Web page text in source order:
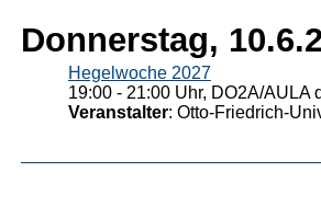
Donnerstag,
Hegelwoche 2027
19:00 - 21:00 Uhr, DO2A/
Veranstalter: Otto-Friedrich-